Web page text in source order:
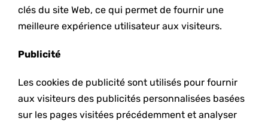
clés du site Web, ce qui permet de fournir une
meilleure expérience utilisateur aux visiteurs.
Publicité
Les cookies de publicité sont utilisés pour fournir
aux visiteurs des publicités personnalisées basées
sur les pages visitées précédemment et analyser